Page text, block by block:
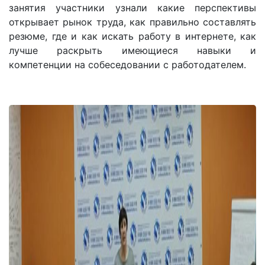
занятия участники узнали какие перспективы
открывает рынок труда, как правильно составлять
резюме, где и как искать работу в интернете, как
лучше раскрыть имеющиеся навыки и
компетенции на собеседовании с работодателем.